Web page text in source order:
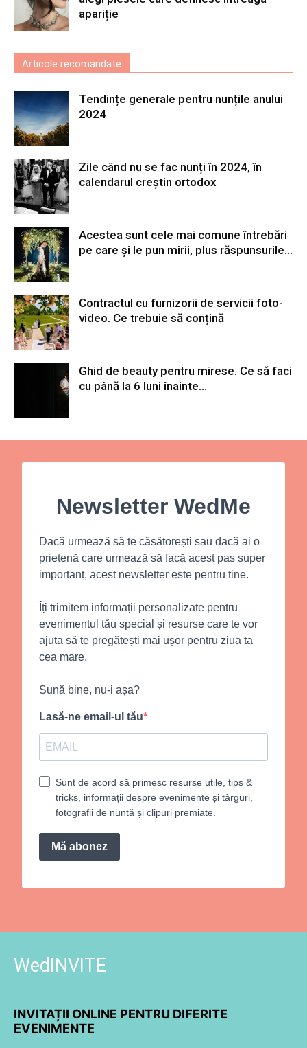
apariție
Articole recomandate
Tendințe generale pentru nunțile anului
2024
Zile când nu se fac nunți în 2024, în
calendarul creștin ortodox
Acestea sunt cele mai comune întrebări
pe care și le pun mirii, plus răspunsurile...
Contractul cu furnizorii de servicii foto-
video. Ce trebuie să conțină
Ghid de beauty pentru mirese. Ce să faci
cu până la 6 luni înainte...
Newsletter WedMe
Dacă urmează să te căsătorești sau dacă ai o
prietenă care urmează să facă acest pas super
important, acest newsletter este pentru tine.
Îți trimitem informații personalizate pentru
evenimentul tău special și resurse care te vor
ajuta să te pregătești mai ușor pentru ziua ta
cea mare.
Sună bine, nu-i așa?
Lasă-ne email-ul tău
Sunt de acord să primesc resurse utile, tips &
tricks, informații despre evenimente și târguri,
fotografii de nuntă și clipuri premiate.
Mă abonez
WedINVITE
INVITAȚII ONLINE PENTRU DIFERITE
EVENIMENTE